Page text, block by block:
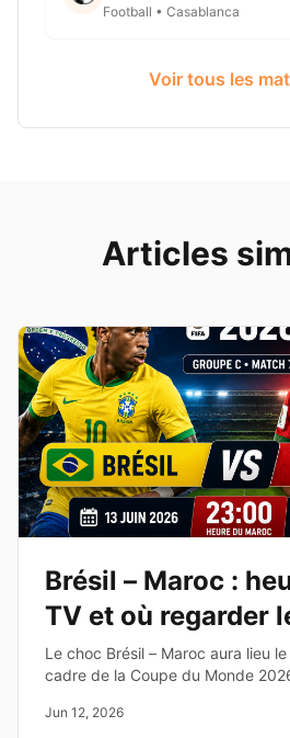
Football • Casablanca
Voir tous les
Articles
Brésil – Maroc :
TV et où regarder
la Coupe du
Le choc Brésil – Maroc aura lieu
cadre de la Coupe du Monde
de cette affiche du Groupe C.
Jun 12, 2026